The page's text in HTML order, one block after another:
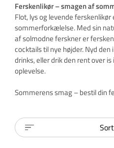
Ferskenlikør – smagen af
Flot, lys og levende
sommerforkælelse. Med sin
af solmodne ferskner er
cocktails til nye højder. Nyd
drinks, eller drik den rent over
oplevelse.
Sommerens smag – bestil din